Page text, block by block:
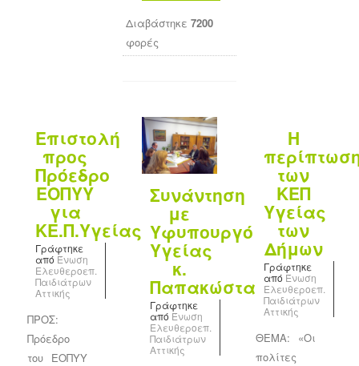
Διαβάστηκε 7200
φορές
Επιστολή
προς
Πρόεδρο
ΕΟΠΥΥ
για
ΚΕ.Π.Υγείας
Γράφτηκε
από Ένωση
Ελευθεροεπ.
Παιδιάτρων
Αττικής
ΠΡΟΣ:
Πρόεδρο
του ΕΟΠΥΥ
Συνάντηση
με
Υφυπουργό
Υγείας
κ.
Παπακώστα
Γράφτηκε
από Ένωση
Ελευθεροεπ.
Παιδιάτρων
Αττικής
Η
των
ΚΕΠ
Υγείας
των
Δήμων
Γράφτηκε
από Ένωση
Ελευθεροεπ.
Παιδιάτρων
Αττικής
ΘΕΜΑ: «Oι
πολίτες